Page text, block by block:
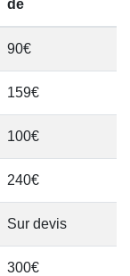
de
90€
159€
100€
240€
Sur devis
300€